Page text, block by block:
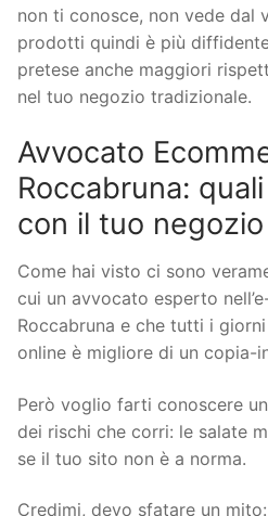
non ti conosce, non vede dal
prodotti quindi è più
pretese anche maggiori
nel tuo negozio tradizionale.
Avvocato
Roccabruna:
con il tuo
Come hai visto ci sono
cui un avvocato esperto
Roccabruna e che tutti i
online è migliore di un copia-
Però voglio farti conoscere
dei rischi che corri: le salate
se il tuo sito non è a norma.
Credimi, devo sfatare un